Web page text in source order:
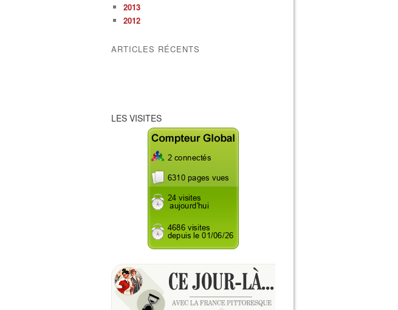
2013
2012
ARTICLES RÉCENTS
LES VISITES